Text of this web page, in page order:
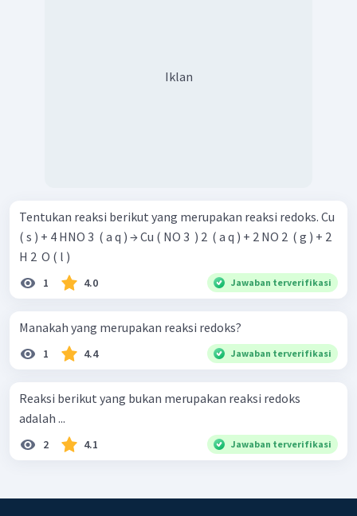
Iklan
Tentukan reaksi berikut yang merupakan reaksi redoks. Cu
( s ) + 4 HNO 3 ​ ( a q ) → Cu ( NO 3 ​ ) 2 ​ ( a q ) + 2 NO 2 ​ ( g ) + 2
H 2 ​ O ( l )
1 4.0 Jawaban terverifikasi
Manakah yang merupakan reaksi redoks?
1 4.4 Jawaban terverifikasi
Reaksi berikut yang bukan merupakan reaksi redoks
adalah ...
2 4.1 Jawaban terverifikasi